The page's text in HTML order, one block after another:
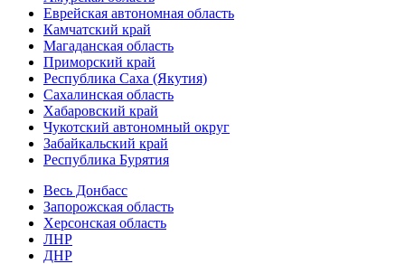
Еврейская автономная область
Камчатский край
Магаданская область
Приморский край
Республика Саха (Якутия)
Сахалинская область
Хабаровский край
Чукотский автономный округ
Забайкальский край
Республика Бурятия
Весь Донбасс
Запорожская область
Херсонская область
ЛНР
ДНР